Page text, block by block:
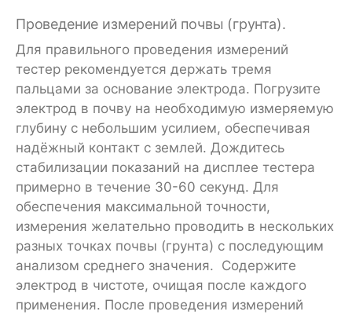
Проведение измерений почвы (грунта).
Для правильного проведения измерений
тестер рекомендуется держать тремя
пальцами за основание электрода. Погрузите
электрод в почву на необходимую измеряемую
глубину с небольшим усилием, обеспечивая
надёжный контакт с землей. Дождитесь
стабилизации показаний на дисплее тестера
примерно в течение 30-60 секунд. Для
обеспечения максимальной точности,
измерения желательно проводить в нескольких
разных точках почвы (грунта) с последующим
анализом среднего значения. Содержите
электрод в чистоте, очищая после каждого
применения. После проведения измерений